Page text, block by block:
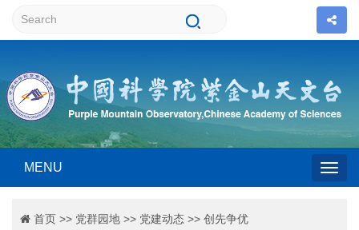
MENU
首页 >> 党群园地 >> 党建动态 >> 创先争优